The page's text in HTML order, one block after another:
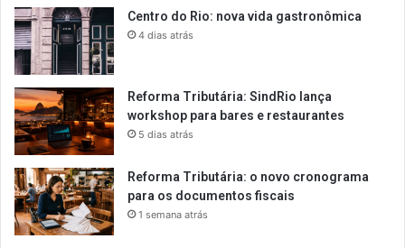
Centro do Rio: nova vida gastronômica
4 dias atrás
Reforma Tributária: SindRio lança
workshop para bares e restaurantes
5 dias atrás
Reforma Tributária: o novo cronograma
para os documentos fiscais
1 semana atrás